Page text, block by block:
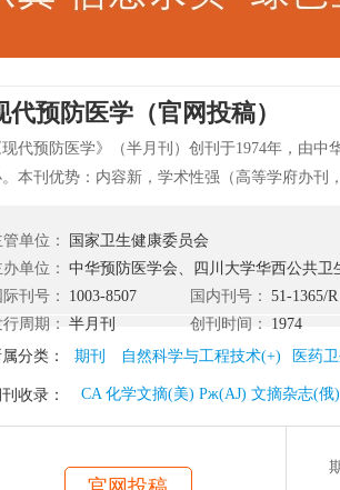
代预防医学（官网投稿）
现代预防医学》（半月刊）创刊于1974年，由
。本刊优势：内容新，学术性强（高等学府办刊
研究的新成果、新动态及经验交流），已提高为
统计方法、环境与职业卫生、营养与食品卫生、
与管理、健康与社会行为、实验技术及其应用、
园地。...[显示全部]
管单位：
国家卫生健康委员会
办单位： 中华预防医学会、四川大学华西公共卫
际刊号：
1003-8507 国内刊号： 51-1365/R
周期： 半月刊 创刊时间： 1974
分类：
期刊 自然科学与工程技术(+) 医药
收录： CA 化学文摘(美) Pж(AJ) 文摘杂志(